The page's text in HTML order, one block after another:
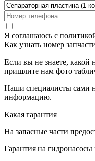
Я соглашаюсь с
Как узнать номер
Если вы не знаете, какой
пришлите нам фото
Наши специалисты сами
информацию.
Какая гарантия
На запасные части
Гарантия на